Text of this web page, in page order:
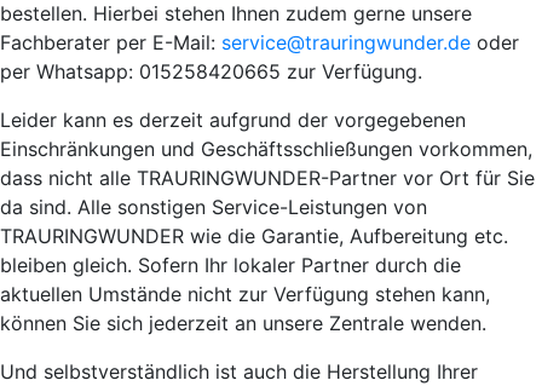
bestellen. Hierbei stehen Ihnen zudem gerne unsere
Fachberater per E-Mail: service@trauringwunder.de oder
per Whatsapp: 015258420665 zur Verfügung.
Leider kann es derzeit aufgrund der vorgegebenen
Einschränkungen und Geschäftsschließungen vorkommen,
dass nicht alle TRAURINGWUNDER-Partner vor Ort für Sie
da sind. Alle sonstigen Service-Leistungen von
TRAURINGWUNDER wie die Garantie, Aufbereitung etc.
bleiben gleich. Sofern Ihr lokaler Partner durch die
aktuellen Umstände nicht zur Verfügung stehen kann,
können Sie sich jederzeit an unsere Zentrale wenden.
Und selbstverständlich ist auch die Herstellung Ihrer